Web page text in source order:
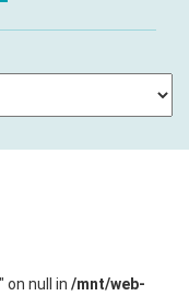
on null in /mnt/web-